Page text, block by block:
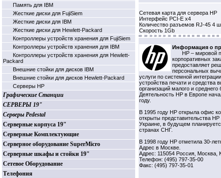
Память для IBM
Жесткие диски для FujiSiem
Жесткие диски для IBM
Жесткие диски для Hewlett-Packard
Контроллеры устройств хранения для FujiSiem
Контроллеры устройств хранения для IBM
Контроллеры устройств хранения для Hewlett-
Packard
Внешние стойки для дисков IBM
Внешние стойки для дисков Hewlett-Packard
Серверы HP
Графические Станции
СЕРВЕРЫ 19"
Серверы Pedestal
Серверные корпуса 19"
Серверные Комплектующие
Серверное оборудование SuperMicro
Серверные шкафы и стойки 19"
Сетевое Оборудование
Телефония
Сетевая карта для сервера HP
Интерфейс PCI-E x4
Количество разъемов RJ-45 4
Скорость 1Gb
Информация о
HP – мировой
корпоративных
предоставляет
персональных
услуги по системной
устройства печати и средства
организаций малого и
Деятельность НР в Европе
году.
В 1995 году НР открыла офис
открыты представительства
Украине, в будущем
странах СНГ.
В 1998 году НР отметила 30-
Адрес в Москве.
Адрес: 115054 Россия, Москва,
Телефон: (495) 797-35-00
Факс: (495) 797-35-01